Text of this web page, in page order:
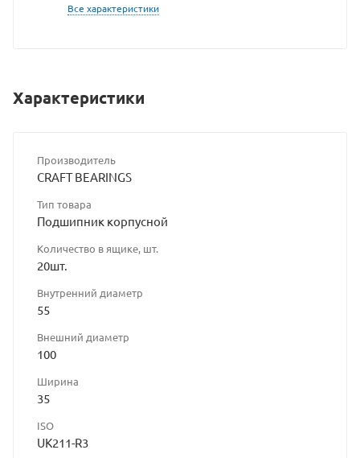
Все характеристики
Характеристики
Производитель
CRAFT BEARINGS
Тип товара
Подшипник корпусной
Количество в ящике, шт.
20шт.
Внутренний диаметр
55
Внешний диаметр
100
Ширина
35
ISO
UK211-R3